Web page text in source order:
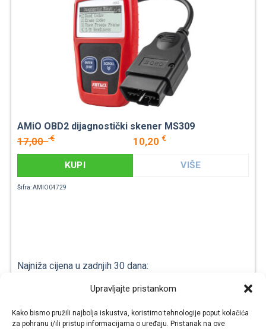
Upravljajte pristankom
Kako bismo pružili najbolja iskustva, koristimo tehnologije poput kolačića
za pohranu i/ili pristup informacijama o uređaju. Pristanak na ove
AMiO OBD2 dijagnostički skener MS309
17,00€ 10,20 €
KUPI VIŠE
Šifra: AMIO04729
Najniža cijena u zadnjih 30 dana:
AKCIJA -40% Raspoloživo odmah